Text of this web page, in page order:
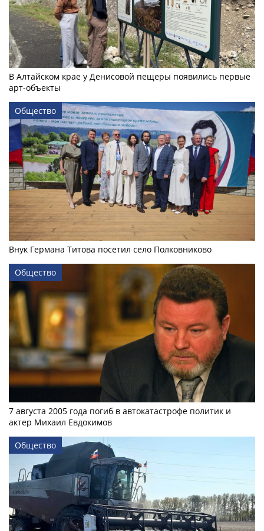
В Алтайском крае у Денисовой пещеры появились первые
арт-объекты
Общество
Внук Германа Титова посетил село Полковниково
Общество
7 августа 2005 года погиб в автокатастрофе политик и
актер Михаил Евдокимов
Общество